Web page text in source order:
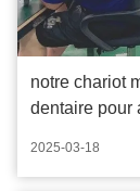
notre chariot
dentaire pour
2025-03-18